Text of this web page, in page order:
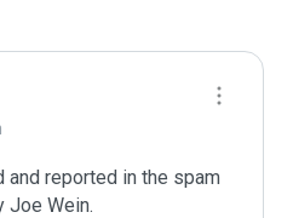
reported in the spam
Joe Wein.